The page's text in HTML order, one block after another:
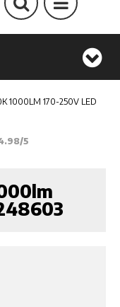
1000LM 170-250V LED
5